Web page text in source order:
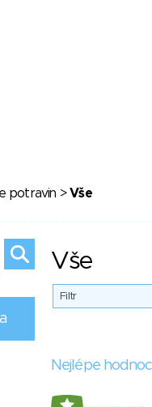
potravin >Vše
Vše
Filtr
Nejlépe